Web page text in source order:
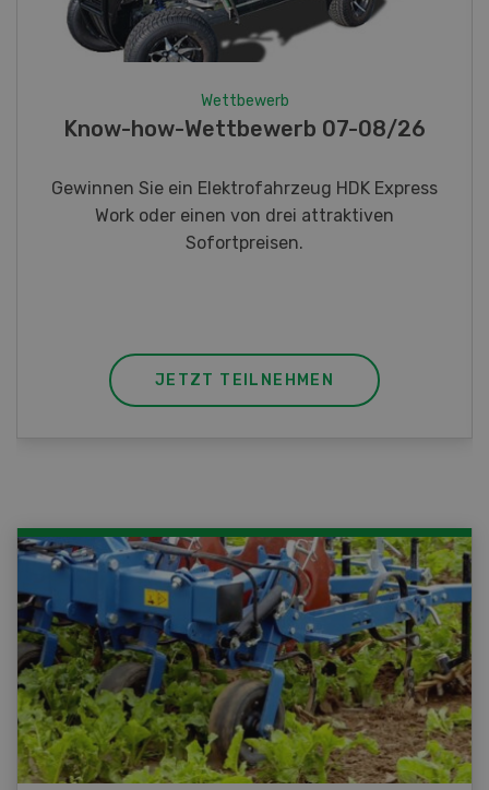
08/26
Express
Wettbewerb
Fotorätsel 07-08/26
Gewinnen Sie eines von fünf LANDI
Taschenmessern
JETZT TEILNEHMEN